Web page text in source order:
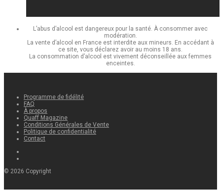
L’abus d’alcool est dangereux pour la santé. À consommer avec
modération.
La vente d’alcool en France est interdite aux mineurs. En accédant à
ce site, vous déclarez avoir au moins 18 ans.
La consommation d’alcool est vivement déconseillée aux femmes
enceintes.
Programme de fidélité
FAQ
À propos
Quaff Magazine
Conditions Générales de Vente
Politique de confidentialité
Contact
© 2026 Copyright